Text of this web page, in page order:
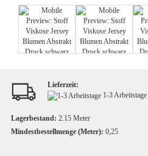
Lieferzeit:
1-3 Arbeitstage
Lagerbestand: 2.15 Meter
Mindestbestellmenge (Meter): 0,25